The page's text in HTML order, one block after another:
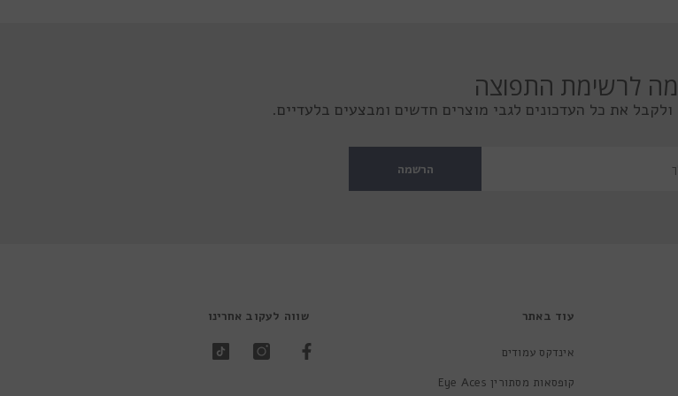
לרשימת התפוצה
את כל העדכונים לגבי מוצרים חדשים ומבצעים בלעדיים.
הרשמה
עוד באתר
אינדקס עמודים
קופסאות מסתורין Eye Aces
שווה לעקוב אחרינו